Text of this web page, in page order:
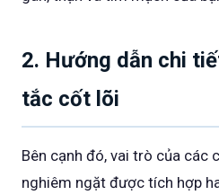
2. Hướng dẫn chi
tắc cốt lõi
Bên cạnh đó, vai trò của các
nghiêm ngặt được tích hợp